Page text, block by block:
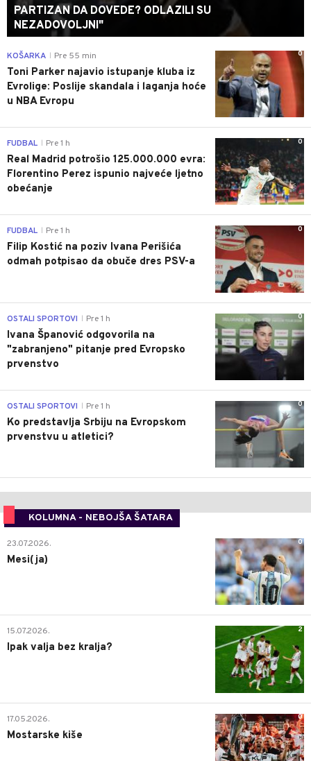
PARTIZAN DA DOVEDE? ODLAZILI SU
NEZADOVOLJNI"
0
KOŠARKA Pre 55 min
Toni Parker najavio istupanje kluba iz
Evrolige: Poslije skandala i laganja hoće
u NBA Evropu
0
FUDBAL Pre 1 h
Real Madrid potrošio 125.000.000 evra:
Florentino Perez ispunio najveće ljetno
obećanje
0
FUDBAL Pre 1 h
Filip Kostić na poziv Ivana Perišića
odmah potpisao da obuče dres PSV-a
0
OSTALI SPORTOVI Pre 1 h
Ivana Španović odgovorila na
"zabranjeno" pitanje pred Evropsko
prvenstvo
0
OSTALI SPORTOVI Pre 1 h
Ko predstavlja Srbiju na Evropskom
prvenstvu u atletici?
KOLUMNA - NEBOJŠA ŠATARA
0
23.07.2026.
Mesi(ja)
2
15.07.2026.
Ipak valja bez kralja?
0
17.05.2026.
Mostarske kiše